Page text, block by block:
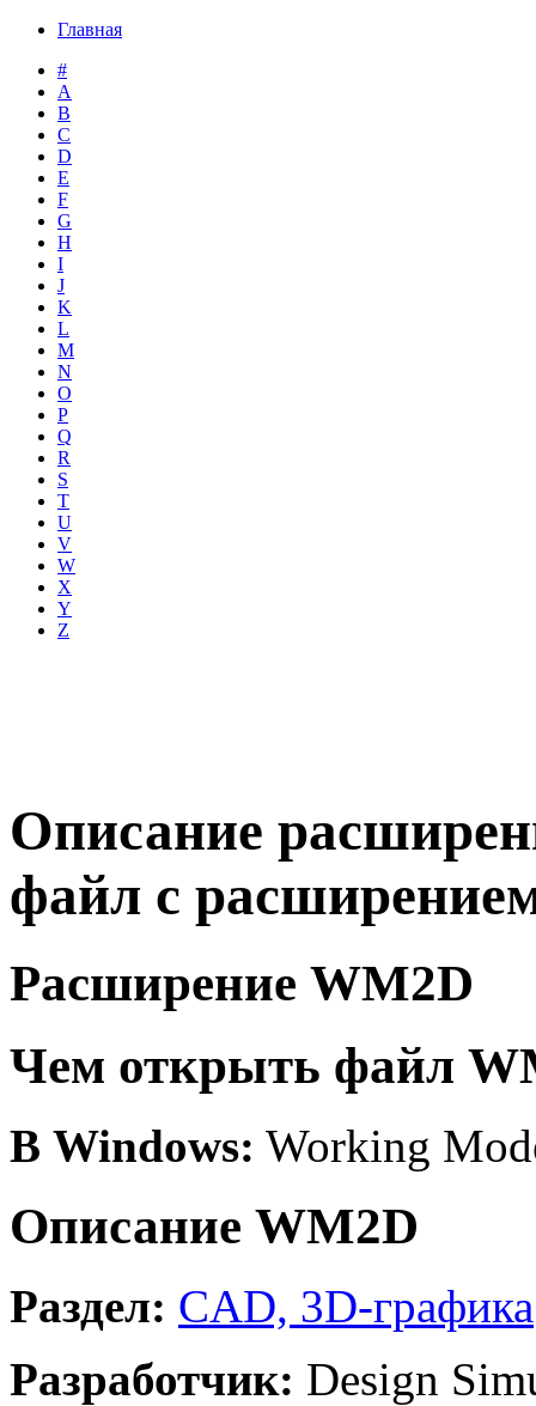
Главная
#
A
B
C
D
E
F
G
H
I
J
K
L
M
N
O
P
Q
R
S
T
U
V
W
X
Y
Z
Описание
файл с
Расширение WM2D
Чем открыть файл
В Windows: Working
Описание WM2D
Раздел: CAD, 3D-графика
Разработчик: Design